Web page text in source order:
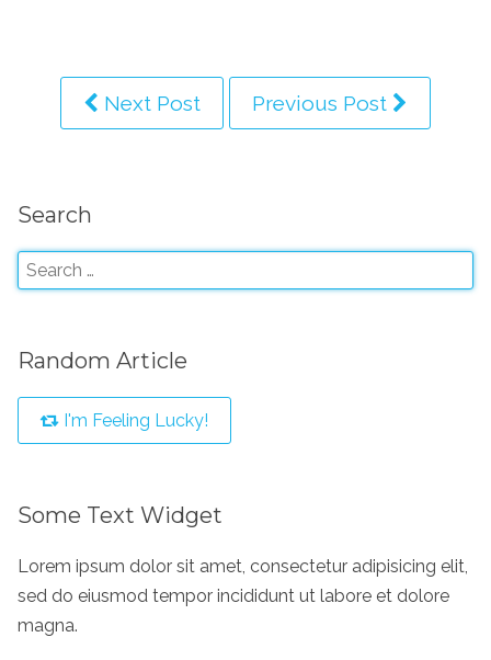
Next Post Previous Post
Search
Random Article
I'm Feeling Lucky!
Some Text Widget
Lorem ipsum dolor sit amet, consectetur adipisicing elit,
sed do eiusmod tempor incididunt ut labore et dolore
magna.